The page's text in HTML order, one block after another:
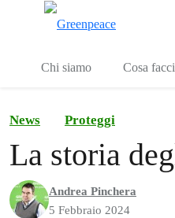
Chi siamo Cosa
News Proteggi
La storia
Andrea Pinchera
5 Febbraio 2024